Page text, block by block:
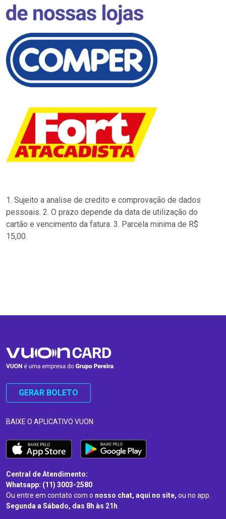
1. Sujeito a analise de credito e comprovação de dados
pessoais. 2. O prazo depende da data de utilização do
cartão e vencimento da fatura. 3. Parcela minima de R$
15,00.
GERAR BOLETO
BAIXE O APLICATIVO VUON
Central de Atendimento:
Whatsapp: (11) 3003-2580
Ou entre em contato com o nosso chat, aqui no site, ou no app.
Segunda a Sábado, das 8h às 21h.